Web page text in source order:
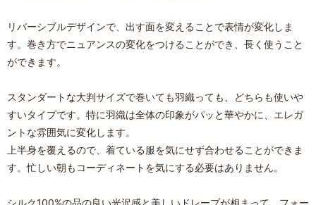
リバーシブルデザインで、出す面を変えることで表情が変化しま
す。巻き方でニュアンスの変化をつけることができ、長く使うこと
ができます。
スタンダートな大判サイズで巻いても羽織っても、どちらも使いや
すいタイプです。特に羽織は全体の印象がパッと華やかに、エレガ
ントな雰囲気に変化します。
上半身を覆えるので、着ている服を気にせず合わせることができま
す。忙しい朝もコーディネートを気にする必要はありません。
シルク100%の品の良い光沢感と美しいドレープが相まって、フォー